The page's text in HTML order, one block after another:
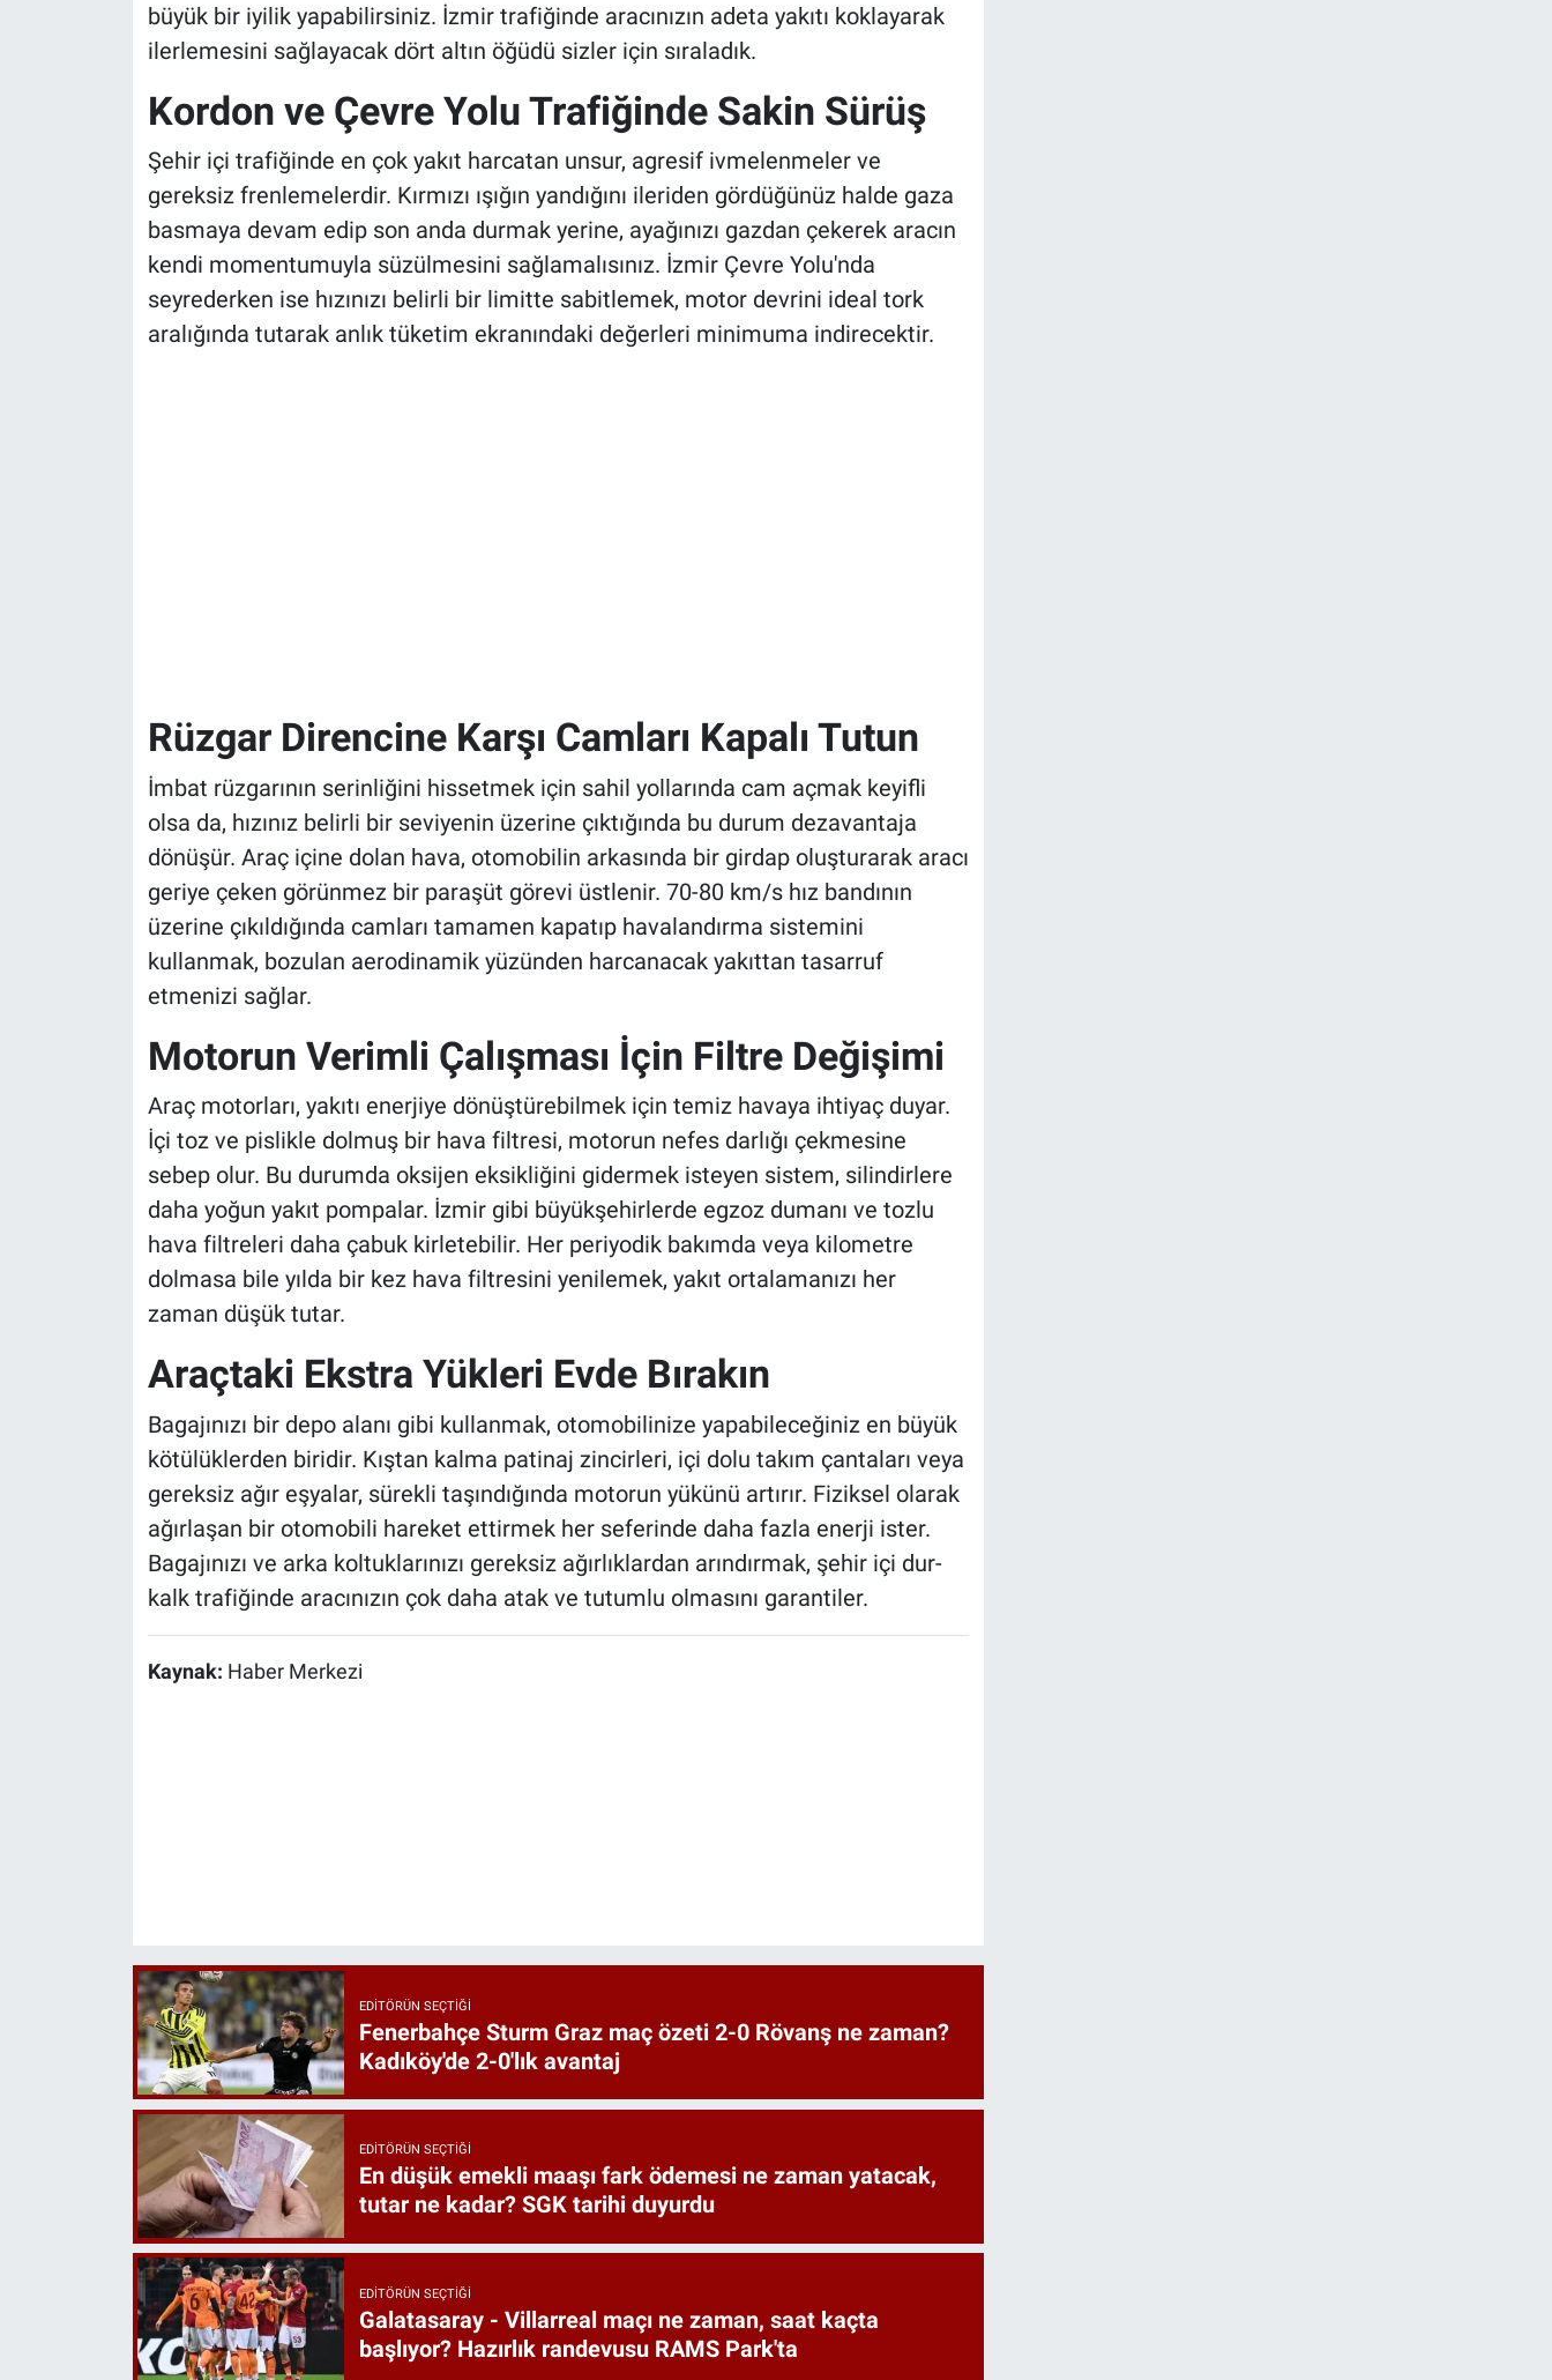
büyük bir iyilik yapabilirsiniz. İzmir trafiğinde aracınızın adeta yakıtı koklayarak
ilerlemesini sağlayacak dört altın öğüdü sizler için sıraladık.
Kordon ve Çevre Yolu Trafiğinde Sakin Sürüş
Şehir içi trafiğinde en çok yakıt harcatan unsur, agresif ivmelenmeler ve
gereksiz frenlemelerdir. Kırmızı ışığın yandığını ileriden gördüğünüz halde gaza
basmaya devam edip son anda durmak yerine, ayağınızı gazdan çekerek aracın
kendi momentumuyla süzülmesini sağlamalısınız. İzmir Çevre Yolu'nda
seyrederken ise hızınızı belirli bir limitte sabitlemek, motor devrini ideal tork
aralığında tutarak anlık tüketim ekranındaki değerleri minimuma indirecektir.
Rüzgar Direncine Karşı Camları Kapalı Tutun
İmbat rüzgarının serinliğini hissetmek için sahil yollarında cam açmak keyifli
olsa da, hızınız belirli bir seviyenin üzerine çıktığında bu durum dezavantaja
dönüşür. Araç içine dolan hava, otomobilin arkasında bir girdap oluşturarak aracı
geriye çeken görünmez bir paraşüt görevi üstlenir. 70-80 km/s hız bandının
üzerine çıkıldığında camları tamamen kapatıp havalandırma sistemini
kullanmak, bozulan aerodinamik yüzünden harcanacak yakıttan tasarruf
etmenizi sağlar.
Motorun Verimli Çalışması İçin Filtre Değişimi
Araç motorları, yakıtı enerjiye dönüştürebilmek için temiz havaya ihtiyaç duyar.
İçi toz ve pislikle dolmuş bir hava filtresi, motorun nefes darlığı çekmesine
sebep olur. Bu durumda oksijen eksikliğini gidermek isteyen sistem, silindirlere
daha yoğun yakıt pompalar. İzmir gibi büyükşehirlerde egzoz dumanı ve tozlu
hava filtreleri daha çabuk kirletebilir. Her periyodik bakımda veya kilometre
dolmasa bile yılda bir kez hava filtresini yenilemek, yakıt ortalamanızı her
zaman düşük tutar.
Araçtaki Ekstra Yükleri Evde Bırakın
Bagajınızı bir depo alanı gibi kullanmak, otomobilinize yapabileceğiniz en büyük
kötülüklerden biridir. Kıştan kalma patinaj zincirleri, içi dolu takım çantaları veya
gereksiz ağır eşyalar, sürekli taşındığında motorun yükünü artırır. Fiziksel olarak
ağırlaşan bir otomobili hareket ettirmek her seferinde daha fazla enerji ister.
Bagajınızı ve arka koltuklarınızı gereksiz ağırlıklardan arındırmak, şehir içi dur-
kalk trafiğinde aracınızın çok daha atak ve tutumlu olmasını garantiler.
Kaynak: Haber Merkezi
EDITÖRÜN SEÇTIĞI
Fenerbahçe Sturm Graz maç özeti 2-0 Rövanş ne zaman?
Kadıköy'de 2-0'lık avantaj
EDITÖRÜN SEÇTIĞI
En düşük emekli maaşı fark ödemesi ne zaman yatacak,
tutar ne kadar? SGK tarihi duyurdu
EDITÖRÜN SEÇTIĞI
Galatasaray - Villarreal maçı ne zaman, saat kaçta
başlıyor? Hazırlık randevusu RAMS Park'ta